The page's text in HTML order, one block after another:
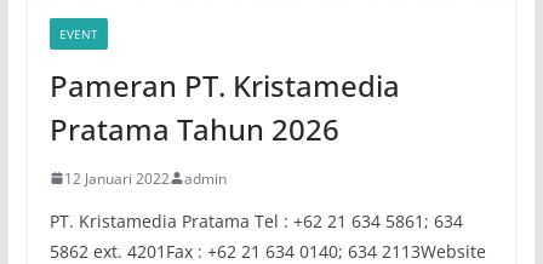
EVENT
Pameran PT. Kristamedia
Pratama Tahun 2026
12 Januari 2022 admin
PT. Kristamedia Pratama Tel : +62 21 634 5861; 634
5862 ext. 4201Fax : +62 21 634 0140; 634 2113Website